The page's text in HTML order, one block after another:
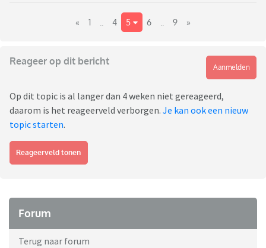
« 1 4 5 6 9 »
Reageer op dit bericht
Aanmelden
Op dit topic is al langer dan 4 weken niet gereageerd,
daarom is het reageerveld verborgen. Je kan ook een nieuw
topic starten.
Reageerveld tonen
Forum
Terug naar forum